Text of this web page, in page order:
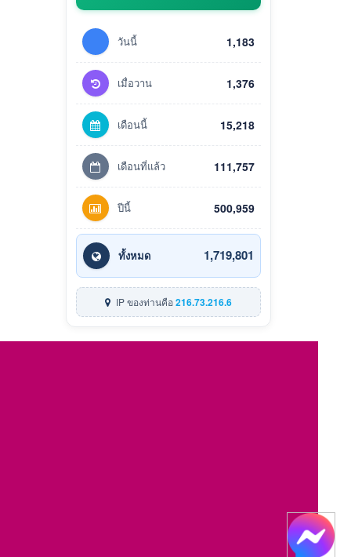
วันนี้ 1,183
เมื่อวาน 1,376
เดือนนี้ 15,218
เดือนที่แล้ว 111,757
ปีนี้ 500,959
ทั้งหมด 1,719,801
IP ของท่านคือ216.73.216.6